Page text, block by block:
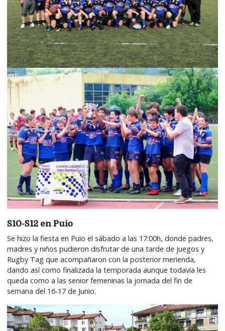
S10-S12 en Puio
Se hizo la fiesta en Puio el sábado a las 17:00h, donde padres,
madres y niños pudieron disfrutar de una tarde de juegos y
Rugby Tag que acompañaron con la posterior merienda,
dando así como finalizada la temporada aunque todavía les
queda como a las senior femeninas la jornada del fin de
semana del 16-17 de Junio.